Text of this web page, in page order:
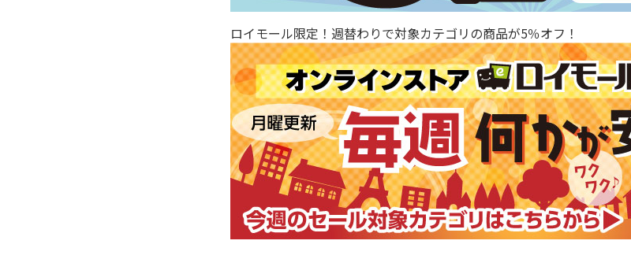
ロイモール限定！週替わりで対象カテゴリの商品が5％オフ！